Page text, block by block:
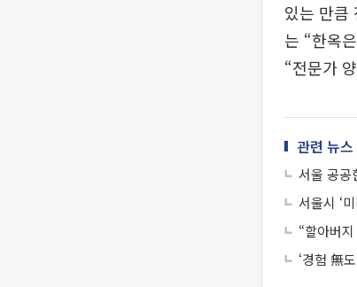
있는 만큼
는 “한옥
“전문가
관련 뉴스
서울 공공
서울시 ‘
“할아버
‘경험 無